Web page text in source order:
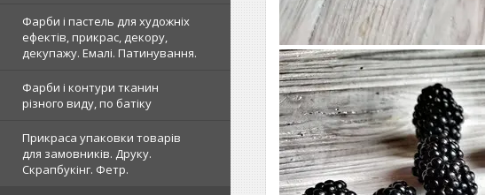
Фарби і пастель для художніх
ефектів, прикрас, декору,
декупажу. Емалі. Патинування.
Фарби і контури тканин
різного виду, по батіку
Прикраса упаковки товарів
для замовників. Друку.
Скрапбукінг. Фетр.